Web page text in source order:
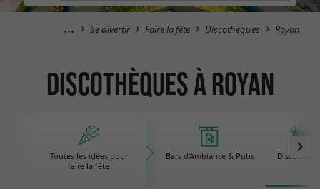
Se divertir Faire la fête Discothèques Royan
Discothèques à Royan
Toutes les idées pour
faire la fête
Bars d'Ambiance & Pubs